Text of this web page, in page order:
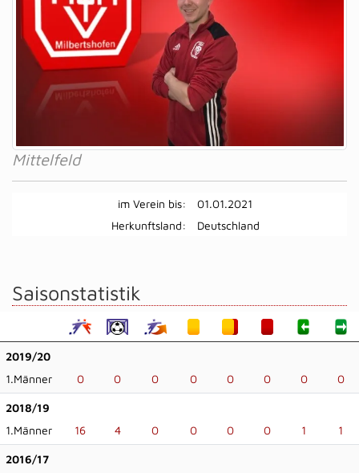
Mittelfeld
im Verein bis:
01.01.2021
Herkunftsland:
Deutschland
Saisonstatistik
2019/20
1.Männer
0 0 0 0 0 0 0 0
2018/19
1.Männer
16 4 0 0 0 0 1 1
2016/17